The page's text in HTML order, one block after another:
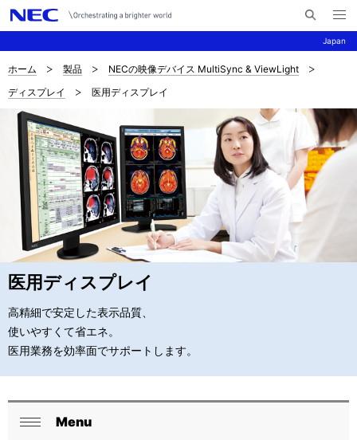
Japan
イ
メ
ニ
ュ
ナ
ビ
サ
イ
ト
内
の
現
在
位
置
を
示
し
ホーム 製品
NECの映像デバイス MultiSync & ViewLight
ディスプレイ
医用ディスプレイ
医用ディスプレイ
高精細で安定した表示品質、
使いやすくて省エネ。
医用業務を効率面でサポートします。
ロ
Menu